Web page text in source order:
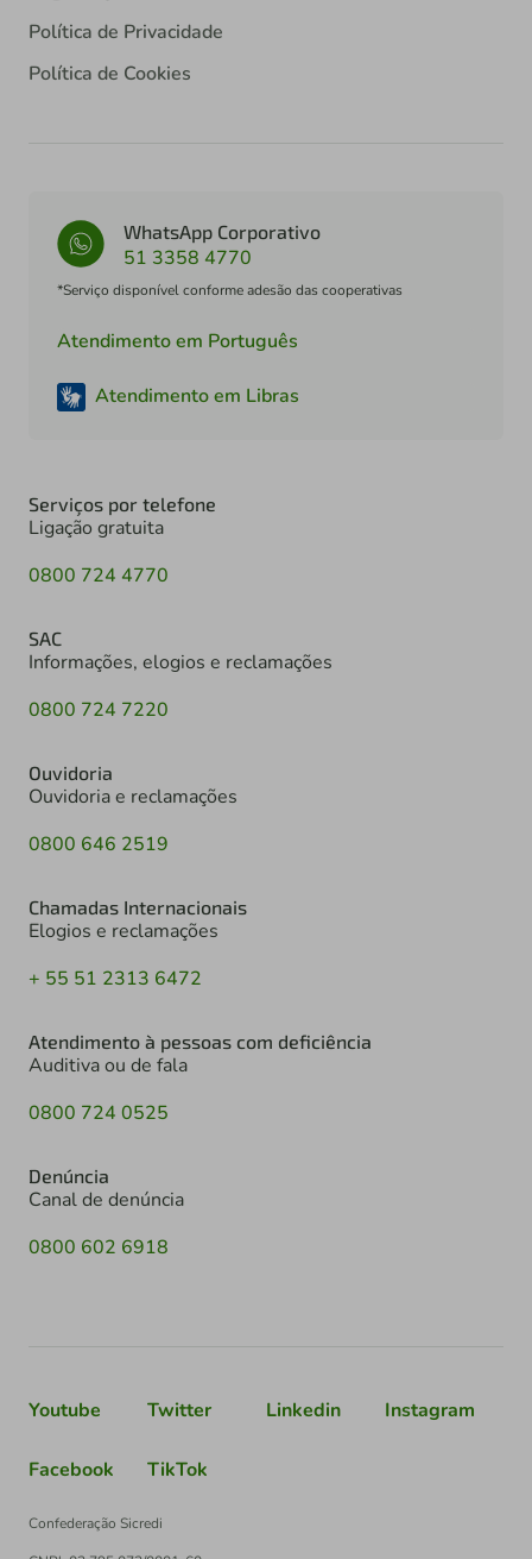
Política de Privacidade
Política de Cookies
WhatsApp Corporativo
51 3358 4770
*Serviço disponível conforme adesão das cooperativas
Atendimento em Português
Atendimento em Libras
Serviços por telefone
Ligação gratuita
0800 724 4770
SAC
Informações, elogios e reclamações
0800 724 7220
Ouvidoria
Ouvidoria e reclamações
0800 646 2519
Chamadas Internacionais
Elogios e reclamações
+ 55 51 2313 6472
Atendimento à pessoas com deficiência
Auditiva ou de fala
0800 724 0525
Denúncia
Canal de denúncia
0800 602 6918
Youtube Twitter Linkedin Instagram
Facebook TikTok
Confederação Sicredi